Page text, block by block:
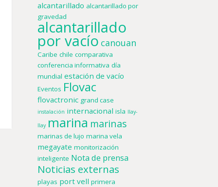
alcantarillado alcantarillado por
gravedad
alcantarillado
por vacío canouan
Caribe chile comparativa
conferencia informativa día
mundial estación de vacío
Eventos Flovac
flovactronic grand case
instalación internacional isla llay-
llay marina marinas
marinas de lujo marina vela
megayate monitorización
inteligente Nota de prensa
Noticias externas
playas port vell primera